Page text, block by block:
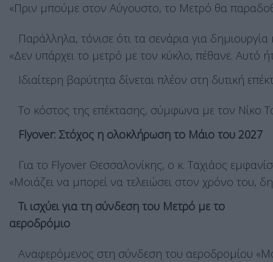
«Πριν μπούμε στον Αύγουστο, το Μετρό θα
Παράλληλα, τόνισε ότι τα σενάρια για
«Δεν υπάρχει το μετρό με τον κύκλο, πέθανε. Αυτό
Ιδιαίτερη βαρύτητα δίνεται πλέον στη δυτική
Το κόστος της επέκτασης, σύμφωνα με τον Νίκο
Flyover: Στόχος η ολοκλήρωση το Μάιο του 2027
Για το Flyover Θεσσαλονίκης, ο κ. Ταχιάος
«Μοιάζει να μπορεί να τελειώσει στον χρόνο του,
Τι ισχύει για τη σύνδεση του Μετρό με το
αεροδρόμιο
Αναφερόμενος στη σύνδεση του αεροδρομίου